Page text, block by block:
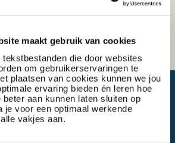
maakt gebruik van cookies
die door websites
om gebruikerservaringen te
plaatsen van cookies kunnen we jou
ervaring bieden én leren hoe
aan kunnen laten sluiten op
je voor een optimaal werkende
vakjes aan.